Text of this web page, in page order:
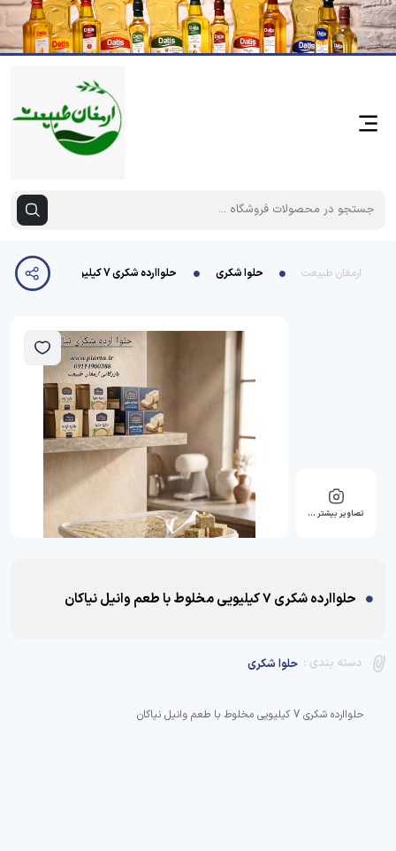
ارمغان طبیعت حلوا شکری حلواارده شکری 7 کیلیویی مخلوط با طعم وانیل نیاکان
تصاویر بیشتر …
حلواارده شکری 7 کیلیویی مخلوط با طعم وانیل نیاکان
دسته بندی : حلوا شکری
حلواارده شکری 7 کیلیویی مخلوط با طعم وانیل نیاکان